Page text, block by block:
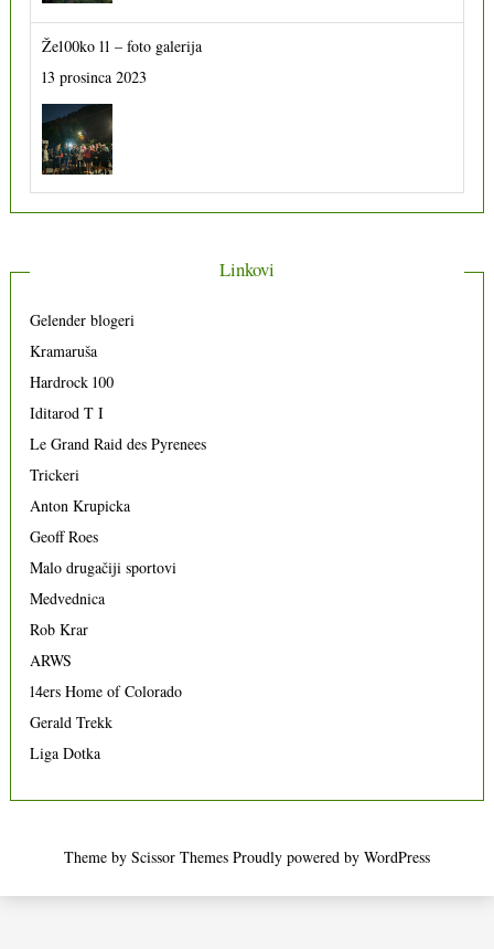
Že100ko 11 – foto galerija
13 prosinca 2023
Linkovi
Gelender blogeri
Kramaruša
Hardrock 100
Iditarod T I
Le Grand Raid des Pyrenees
Trickeri
Anton Krupicka
Geoff Roes
Malo drugačiji sportovi
Medvednica
Rob Krar
ARWS
14ers Home of Colorado
Gerald Trekk
Liga Dotka
Theme by Scissor Themes Proudly powered by WordPress